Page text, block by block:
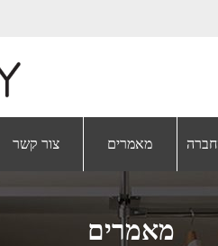
מאמרים צור קשר
מאמרים